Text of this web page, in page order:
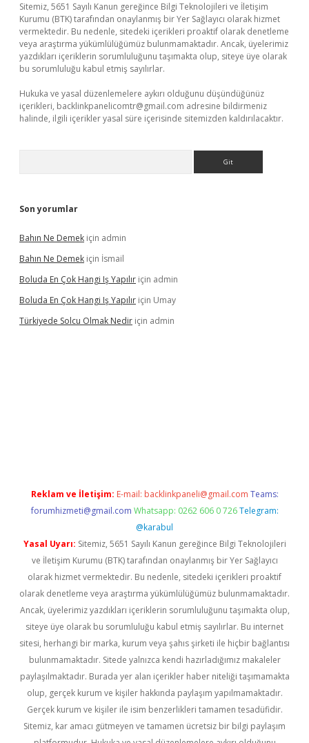
Sitemiz, 5651 Sayılı Kanun gereğince Bilgi Teknolojileri ve İletişim
Kurumu (BTK) tarafından onaylanmış bir Yer Sağlayıcı olarak hizmet
vermektedir. Bu nedenle, sitedeki içerikleri proaktif olarak denetleme
veya araştırma yükümlülüğümüz bulunmamaktadır. Ancak, üyelerimiz
yazdıkları içeriklerin sorumluluğunu taşımakta olup, siteye üye olarak
bu sorumluluğu kabul etmiş sayılırlar.
Hukuka ve yasal düzenlemelere aykırı olduğunu düşündüğünüz
içerikleri, backlinkpanelicomtr@gmail.com adresine bildirmeniz
halinde, ilgili içerikler yasal süre içerisinde sitemizden kaldırılacaktır.
Son yorumlar
Bahın Ne Demek için admin
Bahın Ne Demek için İsmail
Boluda En Çok Hangi Iş Yapılır için admin
Boluda En Çok Hangi Iş Yapılır için Umay
Türkiyede Solcu Olmak Nedir için admin
Reklam ve İletişim: E-mail: backlinkpaneli@gmail.com Teams:
forumhizmeti@gmail.com Whatsapp: 0262 606 0 726 Telegram:
@karabul
Yasal Uyarı: Sitemiz, 5651 Sayılı Kanun gereğince Bilgi Teknolojileri
ve İletişim Kurumu (BTK) tarafından onaylanmış bir Yer Sağlayıcı
olarak hizmet vermektedir. Bu nedenle, sitedeki içerikleri proaktif
olarak denetleme veya araştırma yükümlülüğümüz bulunmamaktadır.
Ancak, üyelerimiz yazdıkları içeriklerin sorumluluğunu taşımakta olup,
siteye üye olarak bu sorumluluğu kabul etmiş sayılırlar. Bu internet
sitesi, herhangi bir marka, kurum veya şahıs şirketi ile hiçbir bağlantısı
bulunmamaktadır. Sitede yalnızca kendi hazırladığımız makaleler
paylaşılmaktadır. Burada yer alan içerikler haber niteliği taşımamakta
olup, gerçek kurum ve kişiler hakkında paylaşım yapılmamaktadır.
Gerçek kurum ve kişiler ile isim benzerlikleri tamamen tesadüfidir.
Sitemiz, kar amacı gütmeyen ve tamamen ücretsiz bir bilgi paylaşım